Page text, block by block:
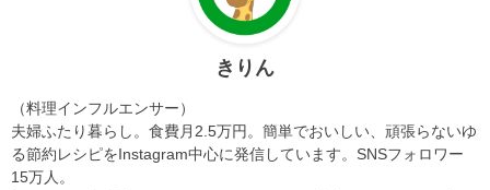
きりん
（料理インフルエンサー）
夫婦ふたり暮らし。食費月2.5万円。簡単でおいしい、頑張らないゆ
る節約レシピをInstagram中心に発信しています。SNSフォロワー
15万人。